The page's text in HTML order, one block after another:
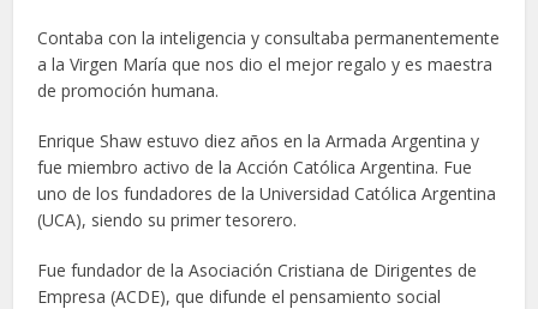
Contaba con la inteligencia y consultaba permanentemente
a la Virgen María que nos dio el mejor regalo y es maestra
de promoción humana.
Enrique Shaw estuvo diez años en la Armada Argentina y
fue miembro activo de la Acción Católica Argentina. Fue
uno de los fundadores de la Universidad Católica Argentina
(UCA), siendo su primer tesorero.
Fue fundador de la Asociación Cristiana de Dirigentes de
Empresa (ACDE), que difunde el pensamiento social